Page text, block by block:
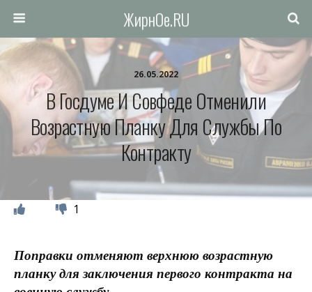
ЖирнОе.RU
26.05.2022
В Госдуме И Совфеде Отменили
Возрастную Планку Для Службы По
Контракту
1
Поправки отменяют верхнюю возрастную
планку для заключения первого контракта на